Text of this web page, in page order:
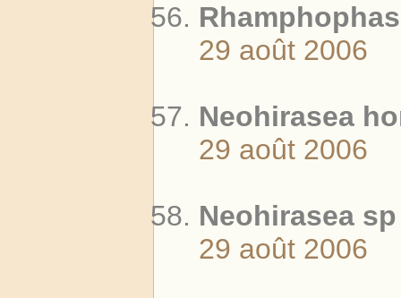
29 août 2006
Neohirasea
29 août 2006
Neohirasea sp
29 août 2006